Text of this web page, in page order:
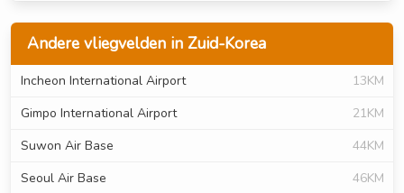
Andere vliegvelden in Zuid-Korea
Incheon International Airport
13KM
Gimpo International Airport
21KM
Suwon Air Base
44KM
Seoul Air Base
46KM